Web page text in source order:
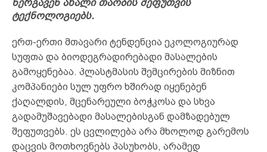
ნერგავენ ახალი თაობის შეფუთვის
ტექნოლოგიებს.
ერთ-ერთი მთავარი ტენდენცია ეკოლოგიურად
სუფთა და ბიოდეგრადირებადი მასალების
გამოყენებაა. პლასტმასის შემცირების მიზნით
კომპანიები სულ უფრო ხშირად იყენებენ
ქაღალდის, მცენარეული ბოჭკოსა და სხვა
გადამუშავებადი მასალებისგან დამზადებულ
შეფუთვებს. ეს ცვლილება არა მხოლოდ გარემოს
დაცვის მოთხოვნებს პასუხობს, არამედ